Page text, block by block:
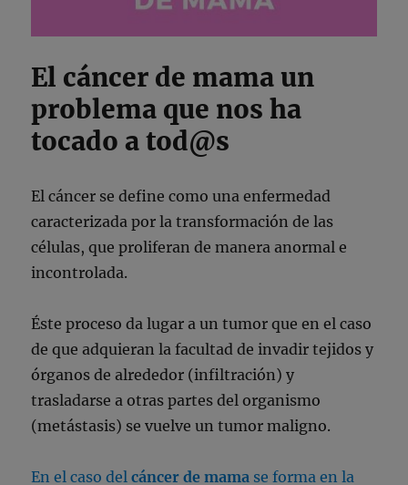
El cáncer de mama un
problema que nos ha
tocado a tod@s
El cáncer se define como una enfermedad
caracterizada por la transformación de las
células, que proliferan de manera anormal e
incontrolada.
Éste proceso da lugar a un tumor que en el caso
de que adquieran la facultad de invadir tejidos y
órganos de alrededor (infiltración) y
trasladarse a otras partes del organismo
(metástasis) se vuelve un tumor maligno.
En el caso delcáncer de mama se forma en la